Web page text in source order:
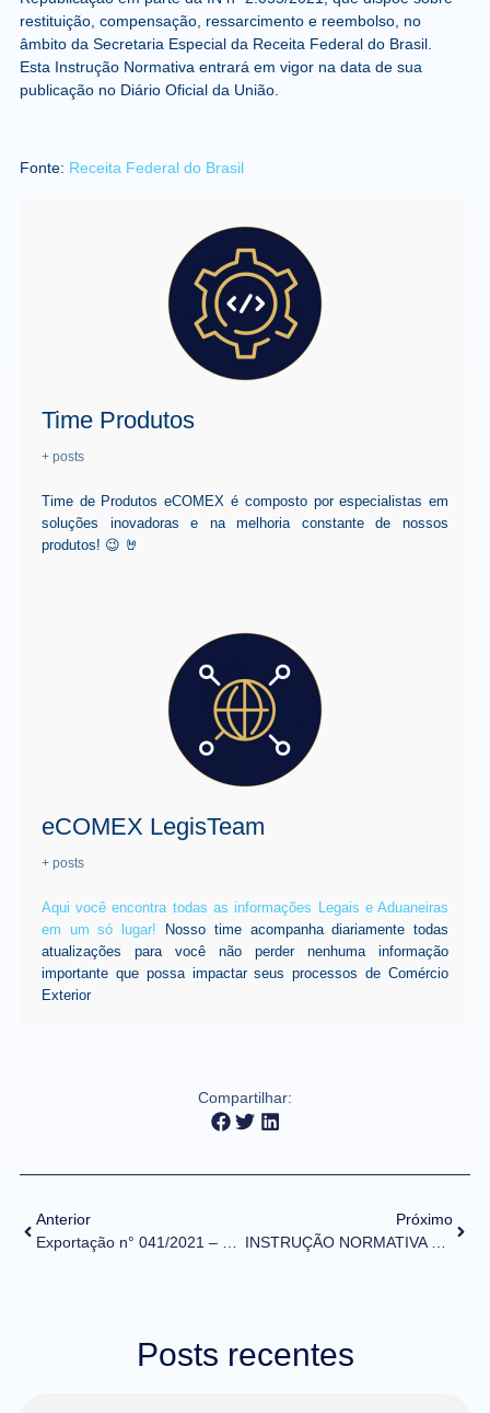
restituição, compensação, ressarcimento e reembolso, no
âmbito da Secretaria Especial da Receita Federal do Brasil.
Esta Instrução Normativa entrará em vigor na data de sua
publicação no Diário Oficial da União.
Fonte: Receita Federal do Brasil
Time Produtos
+ posts
Time de Produtos eCOMEX é composto por especialistas em
soluções inovadoras e na melhoria constante de nossos
produtos! 😉 🤘
eCOMEX LegisTeam
+ posts
Aqui você encontra todas as informações Legais e Aduaneiras
em um só lugar! Nosso time acompanha diariamente todas
atualizações para você não perder nenhuma informação
importante que possa impactar seus processos de Comércio
Exterior
Compartilhar:
Anterior
Próximo
Posts recentes